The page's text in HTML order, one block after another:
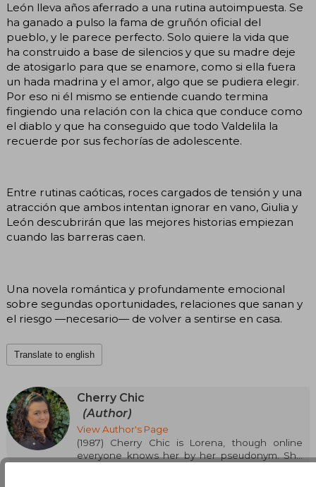
León lleva años aferrado a una rutina autoimpuesta. Se
ha ganado a pulso la fama de gruñón oficial del
pueblo, y le parece perfecto. Solo quiere la vida que
ha construido a base de silencios y que su madre deje
de atosigarlo para que se enamore, como si ella fuera
un hada madrina y el amor, algo que se pudiera elegir.
Por eso ni él mismo se entiende cuando termina
fingiendo una relación con la chica que conduce como
el diablo y que ha conseguido que todo Valdelila la
recuerde por sus fechorías de adolescente.
Entre rutinas caóticas, roces cargados de tensión y una
atracción que ambos intentan ignorar en vano, Giulia y
León descubrirán que las mejores historias empiezan
cuando las barreras caen.
Una novela romántica y profundamente emocional
sobre segundas oportunidades, relaciones que sanan y
el riesgo —necesario— de volver a sentirse en casa.
Translate to english
Cherry Chic
(Author)
View Author's Page
(1987) Cherry Chic is Lorena, though online
everyone knows her by her pseudonym. She